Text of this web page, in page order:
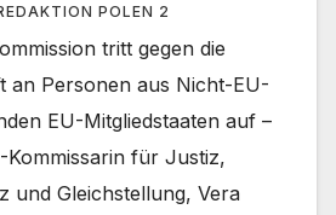
POLEN 2
tritt gegen die
an Personen aus Nicht-EU-
EU-Mitgliedstaaten auf –
Kommissarin für Justiz,
und Gleichstellung, Vera